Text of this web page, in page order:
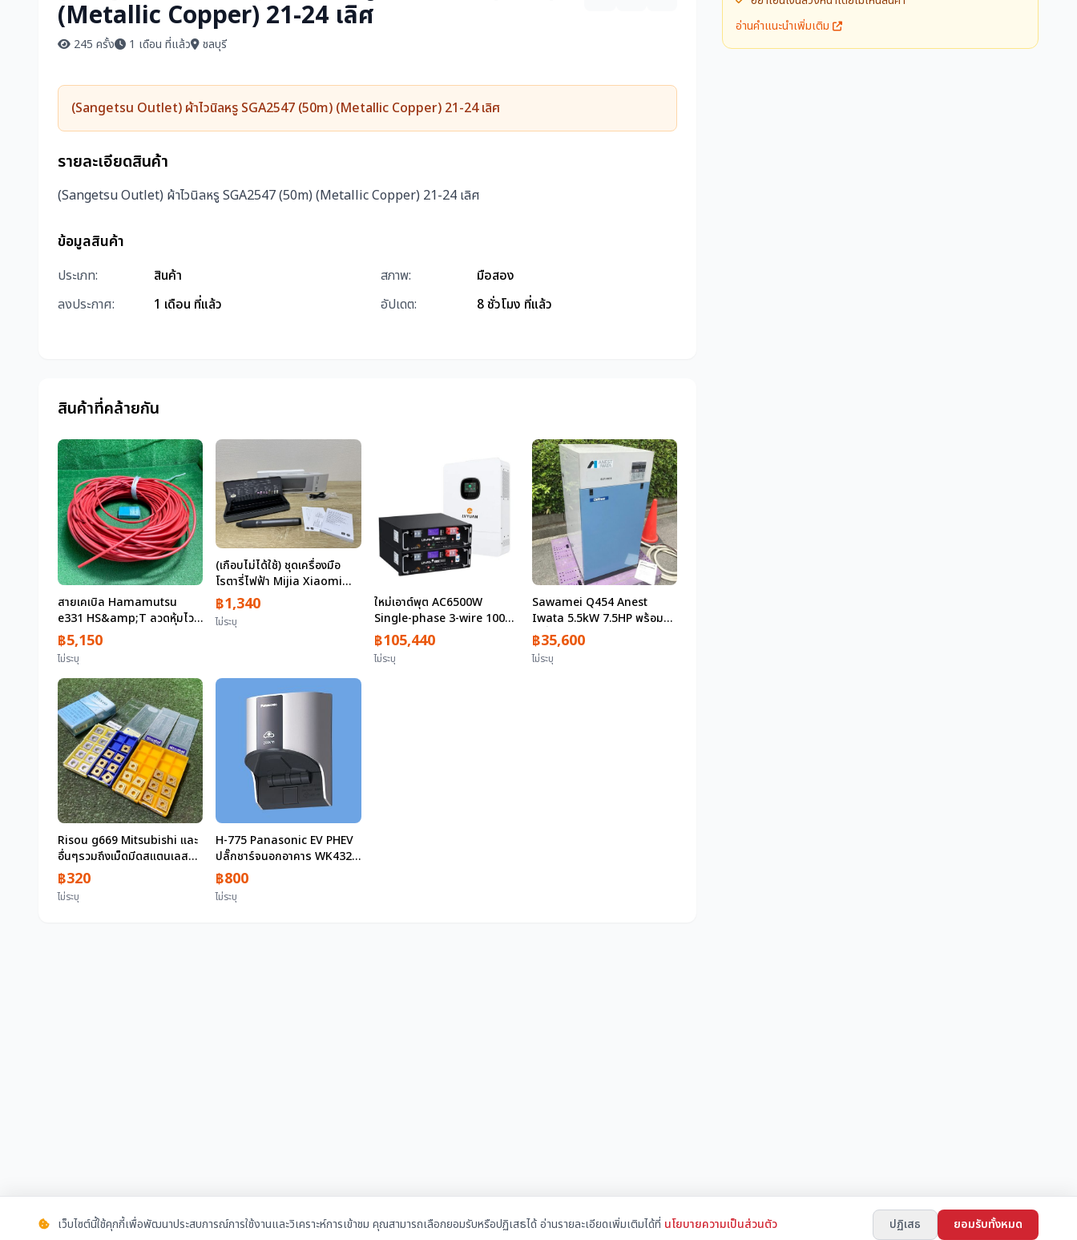
(Metallic Copper) 21-24 เลิศ
245 ครั้ง 1 เดือน ที่แล้ว ชลบุรี
(Sangetsu Outlet) ผ้าไวนิลหรู SGA2547 (50m) (Metallic Copper) 21-24 เลิศ
รายละเอียดสินค้า
(Sangetsu Outlet) ผ้าไวนิลหรู SGA2547 (50m) (Metallic Copper) 21-24 เลิศ
ข้อมูลสินค้า
ประเภท: สินค้า สภาพ:
มือสอง
ลงประกาศ:
1 เดือน ที่แล้ว อัปเดต: 8 ชั่วโมง ที่แล้ว
สินค้าที่คล้ายกัน
สายเคเบิล Hamamutsu
e331 HS&amp;T ลวดหุ้มไว
นิล 600V (LFV IV) 14 มม.2
น้ำหนักประมาณ 19กก
฿5,150
ไม่ระบุ
(เกือบไม่ได้ใช้) ชุดเครื่องมือ
โรตารี่ไฟฟ้า Mijia Xiaomi
Mini Router 22000RPM เรา
เตอร์ไฟฟ้าหมุนความเร็วสูงเรา
เตอร์มือ 7 สปีดประเภทปากกา
฿1,340
ไม่ระบุ
ใหม่เอาต์พุต AC6500W
Single-phase 3-wire 100V /
200V Compatible Power
storage 10.24KWH Hybrid
power storage system
฿105,440
ไม่ระบุ
Sawamei Q454 Anest
Iwata 5.5kW 7.5HP พร้อม
เครื่องเป่า, คอมเพรสเซอร์แบบ
ไม่มีน้ำมัน (SLP55CD) พร้อม
คู่มือการใช้งาน, สามเฟส 200V
฿35,600
ไม่ระบุ
Risou g669 Mitsubishi และ
อื่นๆรวมถึงเม็ดมีดสแตนเลส
คาร์ไบด์ฯลฯ (CNMG120408-
MP)(SNMG432ENZ)
(SEMT13T3AGSN-JH) รวม
฿320
ไม่ระบุ
H-775 Panasonic EV PHEV
ปลั๊กชาร์จนอกอาคาร WK4322
สำหรับ 200V
฿800
ไม่ระบุ
อ่านคำแนะนำเพิ่มเติม
เว็บไซต์นี้ใช้คุกกี้เพื่อพัฒนาประสบการณ์การใช้งานและวิเคราะห์การเข้าชม คุณสามารถเลือกยอมรับหรือปฏิเสธได้ อ่านรายละเอียดเพิ่มเติมได้ที่ นโยบายความเป็นส่วนตัว ปฏิเสธ ยอมรับทั้งหมด